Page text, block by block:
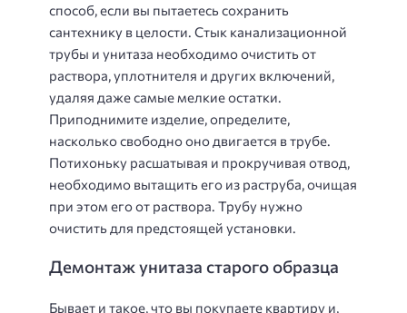
способ, если вы пытаетесь сохранить
сантехнику в целости. Стык канализационной
трубы и унитаза необходимо очистить от
раствора, уплотнителя и других включений,
удаляя даже самые мелкие остатки.
Приподнимите изделие, определите,
насколько свободно оно двигается в трубе.
Потихоньку расшатывая и прокручивая отвод,
необходимо вытащить его из раструба, очищая
при этом его от раствора. Трубу нужно
очистить для предстоящей установки.
Демонтаж унитаза старого образца
Бывает и такое, что вы покупаете квартиру и,